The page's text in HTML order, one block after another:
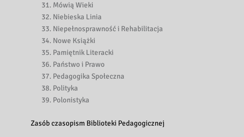
Mówią Wieki
Niebieska Linia
Niepełnosprawność i Rehabilitacja
Nowe Książki
Pamiętnik Literacki
Państwo i Prawo
Pedagogika Społeczna
Polityka
Polonistyka
Zasób czasopism Biblioteki Pedagogicznej